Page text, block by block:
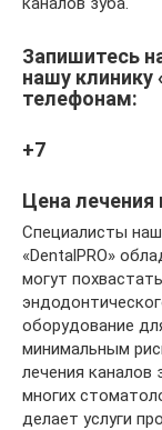
Запишитесь
нашу клинику
телефонам:
+7
Цена лечения
Специалисты
«DentalPRO»
могут
оборудование
минимальным
лечения каналов
многих
делает услуги